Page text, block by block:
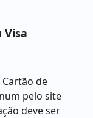
Visa
de
pelo site
deve ser